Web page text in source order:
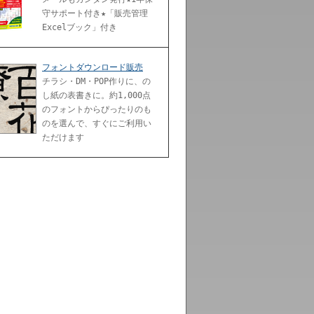
守サポート付き★「販売管理
Excelブック」付き
フォントダウンロード販売
チラシ・DM・POP作りに、の
し紙の表書きに。約1,000点
のフォントからぴったりのも
のを選んで、すぐにご利用い
ただけます